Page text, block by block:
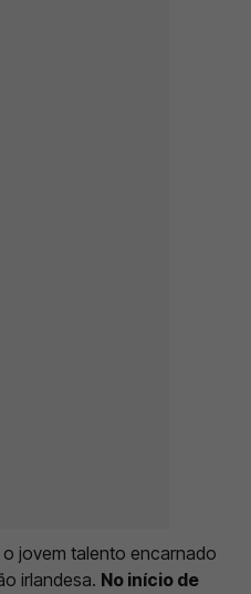
jovem talento encarnado
irlandesa. No início de